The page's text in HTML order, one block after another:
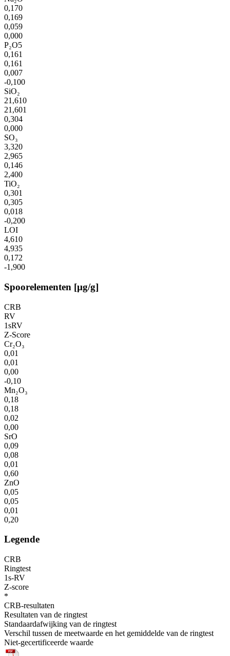
0,170
0,169
0,059
0,000
P₂O5
0,161
0,161
0,007
-0,100
SiO₂
21,610
21,601
0,304
0,000
SO₃
3,320
2,965
0,146
2,400
TiO₂
0,301
0,305
0,018
-0,200
LOI
4,610
4,935
0,172
-1,900
Spoorelementen [µg/g]
CRB
RV
1sRV
Z-Score
Cr₂O₃
0,01
0,01
0,00
-0,10
Mn₂O₃
0,18
0,18
0,02
0,00
SrO
0,09
0,08
0,01
0,60
ZnO
0,05
0,05
0,01
0,20
Legende
CRB
Ringtest
1s-RV
Z-score
*
CRB-resultaten
Resultaten van de ringtest
Standaardafwijking van de ringtest
Verschil tussen de meetwaarde en het gemiddelde van de ringtest
Niet-gecertificeerde waarde